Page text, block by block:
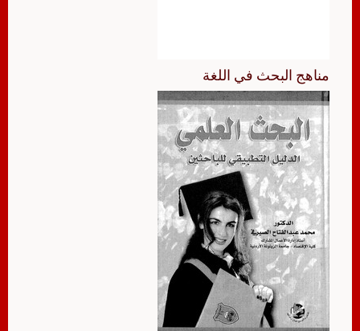
مناهج البحث في اللغة